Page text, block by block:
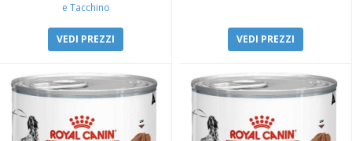
e Tacchino
VEDI PREZZI VEDI PREZZI